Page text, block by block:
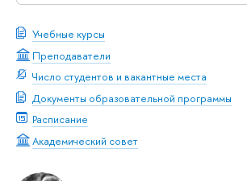
Учебные курсы
Преподаватели
Число студентов и вакантные места
Документы образовательной программы
Расписание
Академический совет